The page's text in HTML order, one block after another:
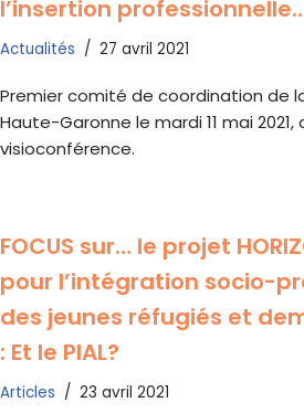
l’insertion
Actualités 27 avril 2021
Premier comité de coordination de
Haute-Garonne le mardi 11 mai 2021,
visioconférence.
FOCUS sur… le projet
pour l’intégration socio-
des jeunes réfugiés et
: Et le PIAL?
Articles 23 avril 2021